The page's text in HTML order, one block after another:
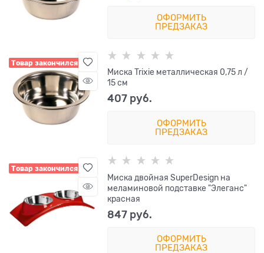
ОФОРМИТЬ
ПРЕДЗАКАЗ
Товар закончился
Миска Trixie металлическая 0,75 л /
15 см
407 руб.
ОФОРМИТЬ
ПРЕДЗАКАЗ
Товар закончился
Миска двойная SuperDesign на
меламиновой подставке "Элеганс"
красная
847 руб.
ОФОРМИТЬ
ПРЕДЗАКАЗ